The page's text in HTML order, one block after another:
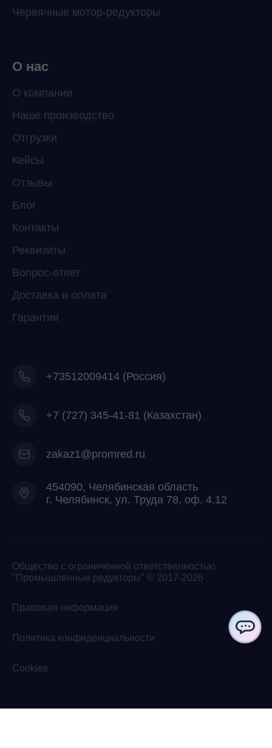
Червячные мотор-редукторы
О нас
О компании
Наше производство
Отгрузки
Кейсы
Отзывы
Блог
Контакты
Реквизиты
Вопрос-ответ
Доставка и оплата
Гарантия
+73512009414 (Россия)
+7 (727) 345-41-81 (Казахстан)
zakaz1@promred.ru
454090, Челябинская область
г. Челябинск, ул. Труда 78, оф. 4.12
Общество с ограниченной ответственностью
"Промышленные редукторы" © 2017-2026
Правовая информация
Политика конфиденциальности
Cookies
Мессенджеры
Свяжитесь с нами через любой удобный
Telegram
ChatApp